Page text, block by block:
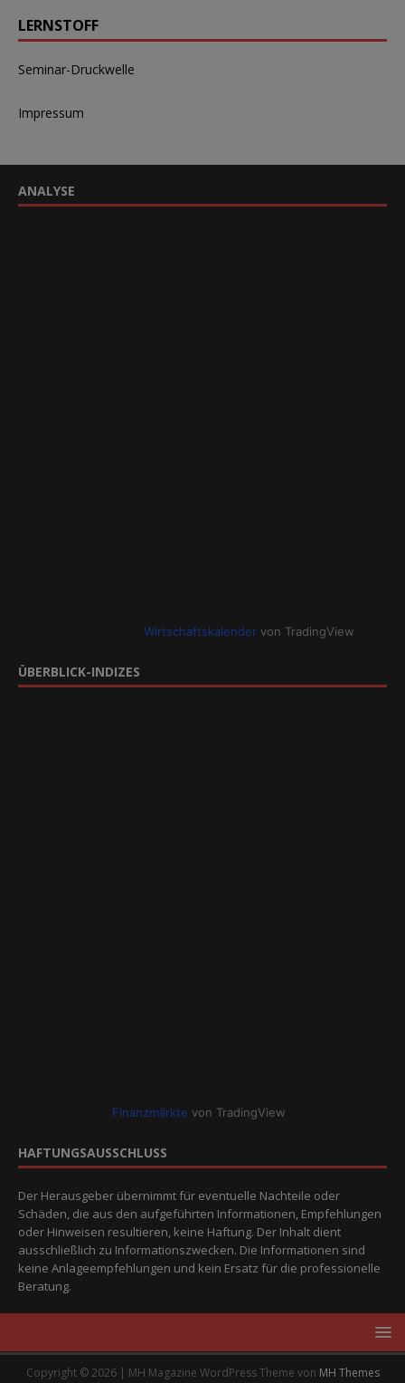
LERNSTOFF
Seminar-Druckwelle
Impressum
ANALYSE
Wirtschaftskalendervon TradingView
ÜBERBLICK-INDIZES
Finanzmärkte von TradingView
HAFTUNGSAUSSCHLUSS
Der Herausgeber übernimmt für eventuelle Nachteile oder
Schäden, die aus den aufgeführten Informationen, Empfehlungen
oder Hinweisen resultieren, keine Haftung. Der Inhalt dient
ausschließlich zu Informationszwecken. Die Informationen sind
keine Anlageempfehlungen und kein Ersatz für die professionelle
Beratung.
Copyright © 2026 | MH Magazine WordPress Theme von MH Themes